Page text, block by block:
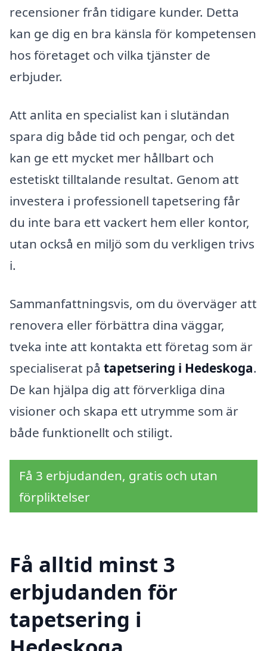
recensioner från tidigare kunder. Detta
kan ge dig en bra känsla för kompetensen
hos företaget och vilka tjänster de
erbjuder.
Att anlita en specialist kan i slutändan
spara dig både tid och pengar, och det
kan ge ett mycket mer hållbart och
estetiskt tilltalande resultat. Genom att
investera i professionell tapetsering får
du inte bara ett vackert hem eller kontor,
utan också en miljö som du verkligen trivs
i.
Sammanfattningsvis, om du överväger att
renovera eller förbättra dina väggar,
tveka inte att kontakta ett företag som är
specialiserat på tapetsering i Hedeskoga.
De kan hjälpa dig att förverkliga dina
visioner och skapa ett utrymme som är
både funktionellt och stiligt.
Få 3 erbjudanden, gratis och utan
förpliktelser
Få alltid minst 3
erbjudanden för
tapetsering i